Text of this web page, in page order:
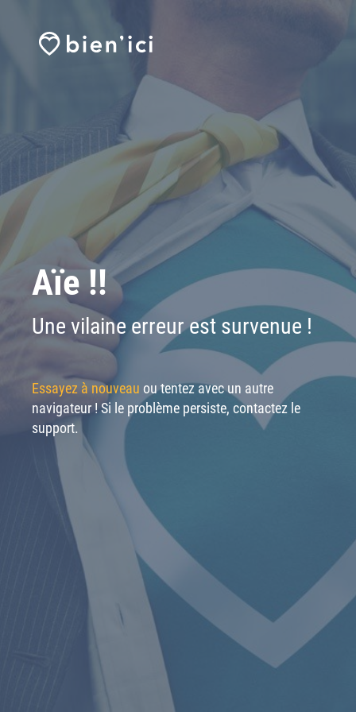
Aïe !!
Une vilaine erreur est survenue !
Essayez à nouveau ou tentez avec un autre
navigateur ! Si le problème persiste, contactez le
support.